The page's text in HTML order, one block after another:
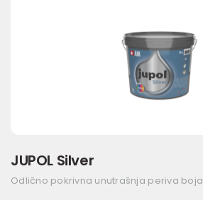
JUPOL Silver
Odlično pokrivna unutrašnja periva boja